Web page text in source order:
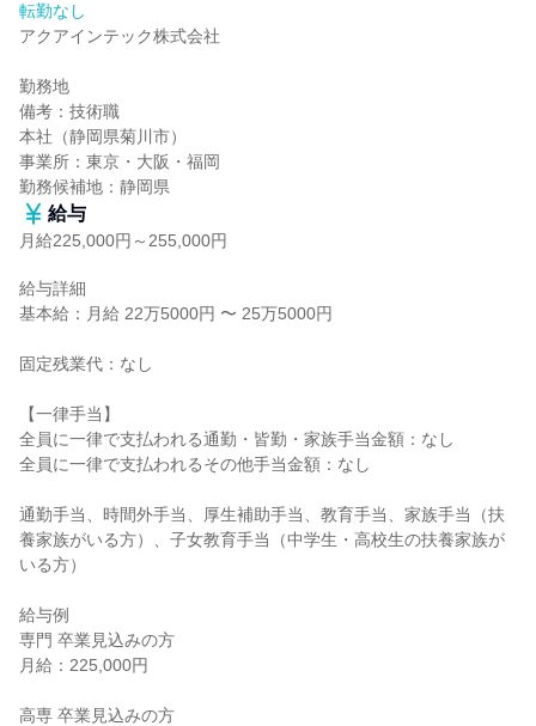
転勤なし
アクアインテック株式会社
勤務地
備考：技術職
本社（静岡県菊川市）
事業所：東京・大阪・福岡
勤務候補地：静岡県
給与
月給225,000円～255,000円
給与詳細
基本給：月給 22万5000円 〜 25万5000円
固定残業代：なし
【一律手当】
全員に一律で支払われる通勤・皆勤・家族手当金額：なし
全員に一律で支払われるその他手当金額：なし
通勤手当、時間外手当、厚生補助手当、教育手当、家族手当（扶
養家族がいる方）、子女教育手当（中学生・高校生の扶養家族が
いる方）
給与例
専門 卒業見込みの方
月給：225,000円
高専 卒業見込みの方